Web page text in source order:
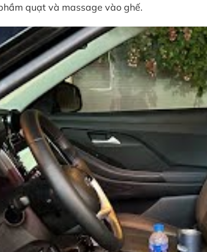
quạt và massage vào ghế.